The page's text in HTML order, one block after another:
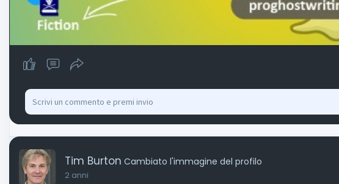
Tim Burton Cambiato l'immagine del profilo
2 anni